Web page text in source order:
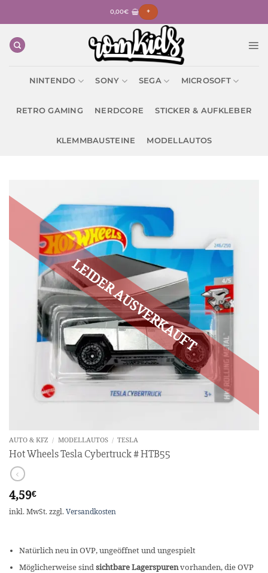
0,00€ +
NINTENDO SONY SEGA MICROSOFT
RETRO GAMING NERDCORE STICKER & AUFKLEBER
KLEMMBAUSTEINE MODELLAUTOS
AUTO & KFZ / MODELLAUTOS / TESLA
Hot Wheels Tesla Cybertruck # HTB55
4,59€
inkl. MwSt. zzgl. Versandkosten
Natürlich neu in OVP, ungeöffnet und ungespielt
Möglicherweise sind sichtbare Lagerspurenvorhanden, die OVP